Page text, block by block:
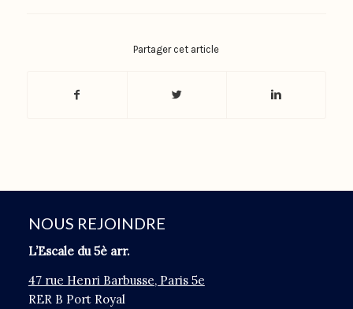
Partager cet article
NOUS REJOINDRE
L’Escale du 5è arr.
47 rue Henri Barbusse, Paris 5e
RER B Port Royal